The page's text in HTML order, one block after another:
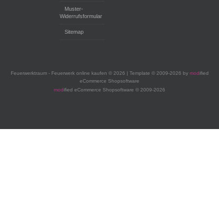
Muster-
Widerrufsformular
Sitemap
Feuerwerktraum - Feuerwerk online kaufen © 2026 | Template © 2009-2026 by modified
eCommerce Shopsoftware
modified eCommerce Shopsoftware © 2009-2026